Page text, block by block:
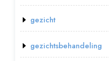
gezicht
gezichtsbehandeling